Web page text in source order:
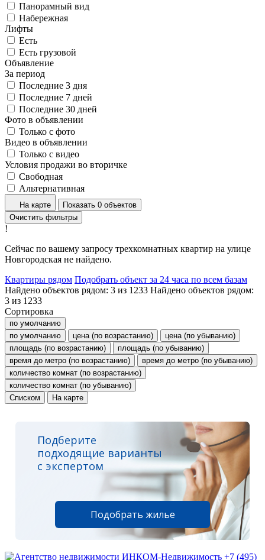
Панорамный вид
Набережная
Лифты
Есть
Есть грузовой
Объявление
За период
Последние 3 дня
Последние 7 дней
Последние 30 дней
Фото в объявлении
Только с фото
Видео в объявлении
Только с видео
Условия продажи во вторичке
Свободная
Альтернативная
На карте
Показать 0 объектов
Очистить фильтры
!
Сейчас по вашему запросу трехкомнатных квартир на улице
Новгородская не найдено.
Квартиры рядом Подобрать объект за 24 часа по всем базам
Найдено объектов рядом: 3 из 1233 Найдено объектов рядом:
3 из 1233
Сортировка
по умолчанию
по умолчанию
цена (по возрастанию)
цена (по убыванию)
площадь (по возрастанию)
площадь (по убыванию)
время до метро (по возрастанию)
время до метро (по убыванию)
количество комнат (по возрастанию)
количество комнат (по убыванию)
Списком
На карте
Подберите
подходящие варианты
с экспертом
Подобрать жилье
+7 (495)